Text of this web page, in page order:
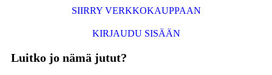
SIIRRY VERKKOKAUPPAAN
KIRJAUDU SISÄÄN
Luitko jo nämä jutut?